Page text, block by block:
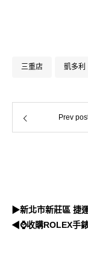
三重店 凱多利
Prev
▶新北市新莊區 捷
◀⌚收購ROLEX手